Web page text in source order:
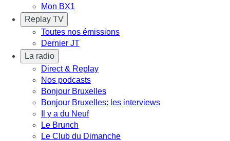
Mon BX1
Replay TV
Toutes nos émissions
Dernier JT
La radio
Direct & Replay
Nos podcasts
Bonjour Bruxelles
Bonjour Bruxelles: les interviews
Il y a du Neuf
Le Brunch
Le Club du Dimanche